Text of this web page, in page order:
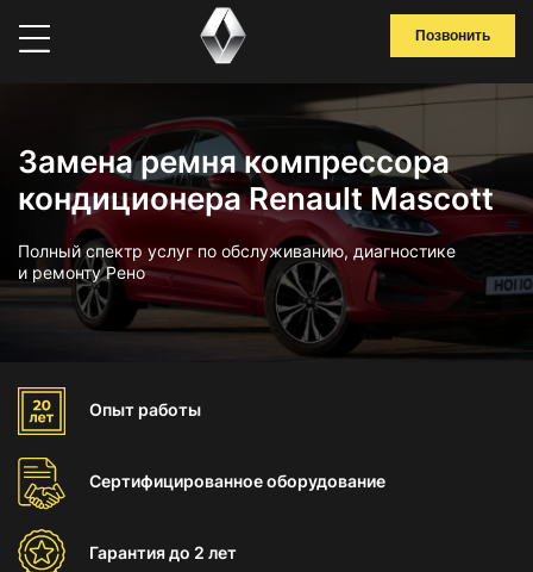
Позвонить
Замена ремня компрессора
кондиционера Renault Mascott
Полный спектр услуг по обслуживанию, диагностике
и ремонту Рено
Опыт работы
Сертифицированноеоборудование
Гарантиядо 2 лет